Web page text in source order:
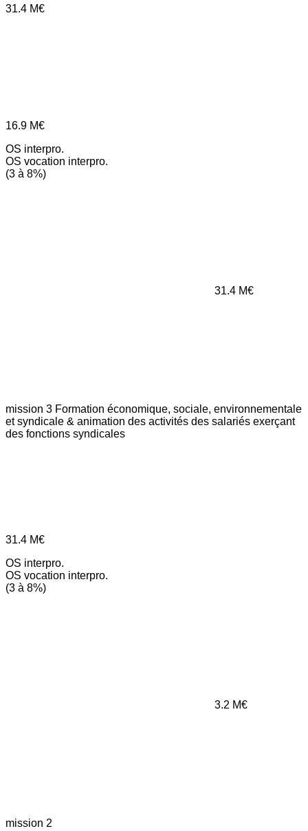
31.4 M€
16.9 M€
OS interpro.
OS vocation interpro.
(3 à 8%)
31.4 M€
mission 3 Formation économique, sociale, environnementale
et syndicale & animation des activités des salariés exerçant
des fonctions syndicales
31.4 M€
OS interpro.
OS vocation interpro.
(3 à 8%)
3.2 M€
mission 2